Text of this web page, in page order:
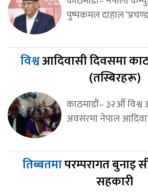
पुष्पकमल दाहाल
विश्वआदिवासी दिवसमा
(तस्बिरहरू)
काठमाडौं– ३२औँ विश्व
अवसरमा नेपाल
तिब्बतमापरम्परागत बुनाइ
सहकारी